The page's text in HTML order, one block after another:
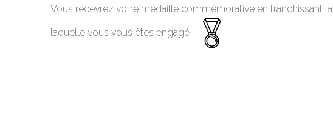
Vous recevrez votre médaille commémorative en franchissant
laquelle vous vous êtes engagé .